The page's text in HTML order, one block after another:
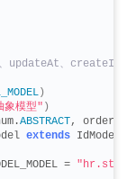
updateAt、createId
)
象模型" )
ABSTRACT,
extends
=